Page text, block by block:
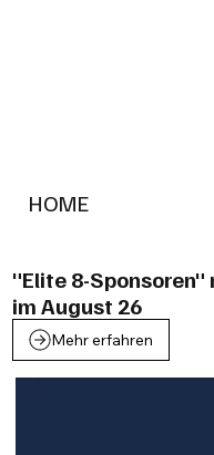
HOME
"Elite 8-
im August 26
Mehr erfahren